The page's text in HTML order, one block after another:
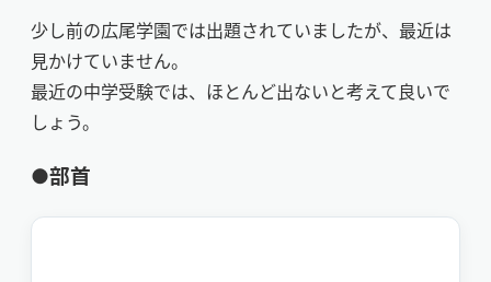
少し前の広尾学園では出題されていましたが、最近は
見かけていません。
最近の中学受験では、ほとんど出ないと考えて良いで
しょう。
●部首